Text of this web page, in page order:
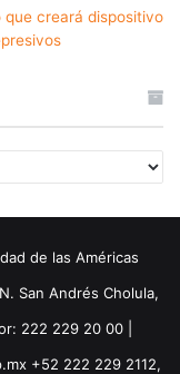
creará dispositivo
de las Américas
San Andrés Cholula,
222 229 20 00 |
+52 222 229 2112,